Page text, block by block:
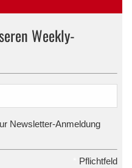
Weekly-
Newsletter-Anmeldung
Pflichtfeld